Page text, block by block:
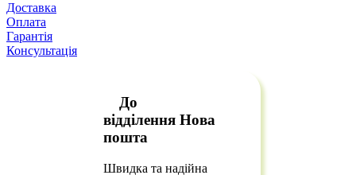
Доставка
Оплата
Гарантія
Консультація
До
відділення Нова
пошта
Швидка та надійна